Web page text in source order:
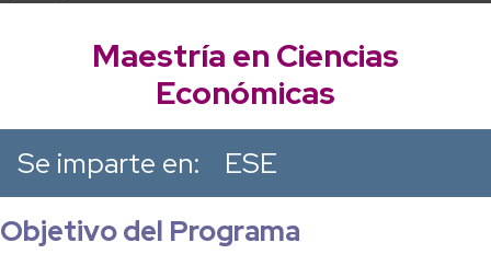
Maestría en Ciencias
Económicas
Se imparte en:
ESE
Objetivo del Programa